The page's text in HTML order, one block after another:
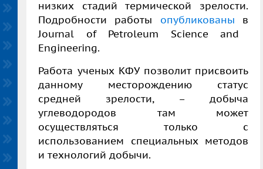
низких стадий термической зрелости.
Подробности
работы опубликованы
в
Journal of Petroleum Science and
Engineering.
Работа ученых КФУ позволит присвоить
данному месторождению статус
средней зрелости, – добыча
углеводородов там может
осуществляться только с
использованием специальных методов
и технологий добычи.